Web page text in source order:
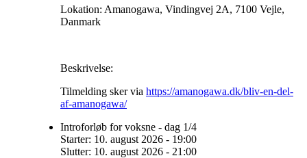
Lokation: Amanogawa, Vindingvej 2A, 7100 Vejle,
Danmark
Beskrivelse:
Tilmelding sker via https://amanogawa.dk/bliv-en-del-
af-amanogawa/
Introforløb for voksne - dag 1/4
Starter: 10. august 2026 - 19:00
Slutter: 10. august 2026 - 21:00